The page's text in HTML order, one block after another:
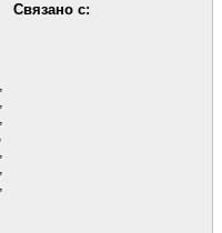
Связано с: